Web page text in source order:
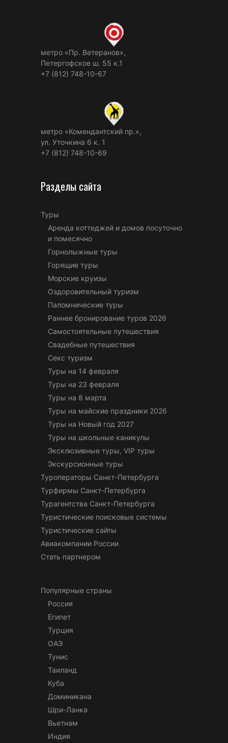
метро «Пр. Ветеранов»,
Петергофское ш. 55 к.1
+7 (812) 748-10-67
метро «Комендантский пр.»,
ул. Уточкина 6 к. 1
+7 (812) 748-10-69
Разделы сайта
Туры
Аренда коттеджей и домов посуточно
и помесячно
Горнолыжные туры
Горящие туры
Морские круизы
Оздоровительный туризм
Паломнические туры
Раннее бронирование туров 2026
Самостоятельные путешествия
Свадебные путешествия
Секс туризм
Туры на 14 февраля
Туры на 23 февраля
Туры на 8 марта
Туры на майские праздники 2026
Туры на Новый год 2027
Туры на школьные каникулы
Эксклюзивные туры, VIP туры
Экскурсионные туры
Туроператоры Санкт-Петербурга
Турфирмы Санкт-Петербурга
Турагентства Санкт-Петербурга
Туристические поисковые системы
Туристические сайты
Авиакомпании России
Стать партнером
Популярные страны
Россия
Египет
Турция
ОАЭ
Тунис
Таиланд
Куба
Доминикана
Шри-Ланка
Вьетнам
Индия